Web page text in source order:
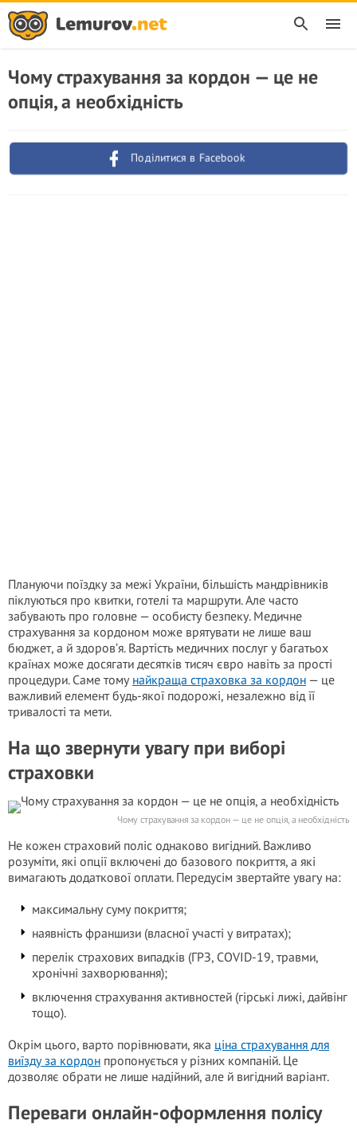
Чому страхування за кордон — це не
опція, а необхідність
Поділитися в Facebook
Плануючи поїздку за межі України, більшість мандрівників
піклуються про квитки, готелі та маршрути. Але часто
забувають про головне — особисту безпеку. Медичне
страхування за кордоном може врятувати не лише ваш
бюджет, а й здоров’я. Вартість медичних послуг у багатьох
країнах може досягати десятків тисяч євро навіть за прості
процедури. Саме тому найкраща страховка за кордон — це
важливий елемент будь-якої подорожі, незалежно від її
тривалості та мети.
На що звернути увагу при виборі
страховки
Чому страхування за кордон — це не опція, а необхідність
Не кожен страховий поліс однаково вигідний. Важливо
розуміти, які опції включені до базового покриття, а які
вимагають додаткової оплати. Передусім звертайте увагу на:
максимальну суму покриття;
наявність франшизи (власної участі у витратах);
перелік страхових випадків (ГРЗ, COVID-19, травми,
хронічні захворювання);
включення страхування активностей (гірські лижі, дайвінг
тощо).
Окрім цього, варто порівнювати, яка ціна страхування для
виїзду за кордон пропонується у різних компаній. Це
дозволяє обрати не лише надійний, але й вигідний варіант.
Переваги онлайн-оформлення полісу